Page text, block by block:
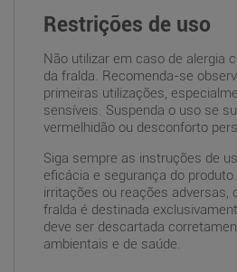
Restrições de uso
Não utilizar em caso de alergia
da fralda. Recomenda-se
primeiras utilizações,
sensíveis. Suspenda o uso se
vermelhidão ou desconforto
Siga sempre as instruções de
eficácia e segurança do
irritações ou reações adversas,
fralda é destinada
deve ser descartada
ambientais e de saúde.